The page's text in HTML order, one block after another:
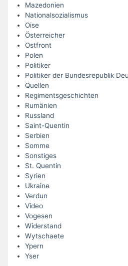
Mazedonien
Nationalsozialismus
Oise
Österreicher
Ostfront
Polen
Politiker
Politiker der Bundesrepublik
Quellen
Regimentsgeschichten
Rumänien
Russland
Saint-Quentin
Serbien
Somme
Sonstiges
St. Quentin
Syrien
Ukraine
Verdun
Video
Vogesen
Widerstand
Wytschaete
Ypern
Yser